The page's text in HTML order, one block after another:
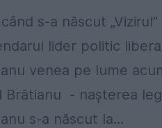
s-a născut
lider politic
venea pe lume
Brătianu - nașterea
s-a născut la...